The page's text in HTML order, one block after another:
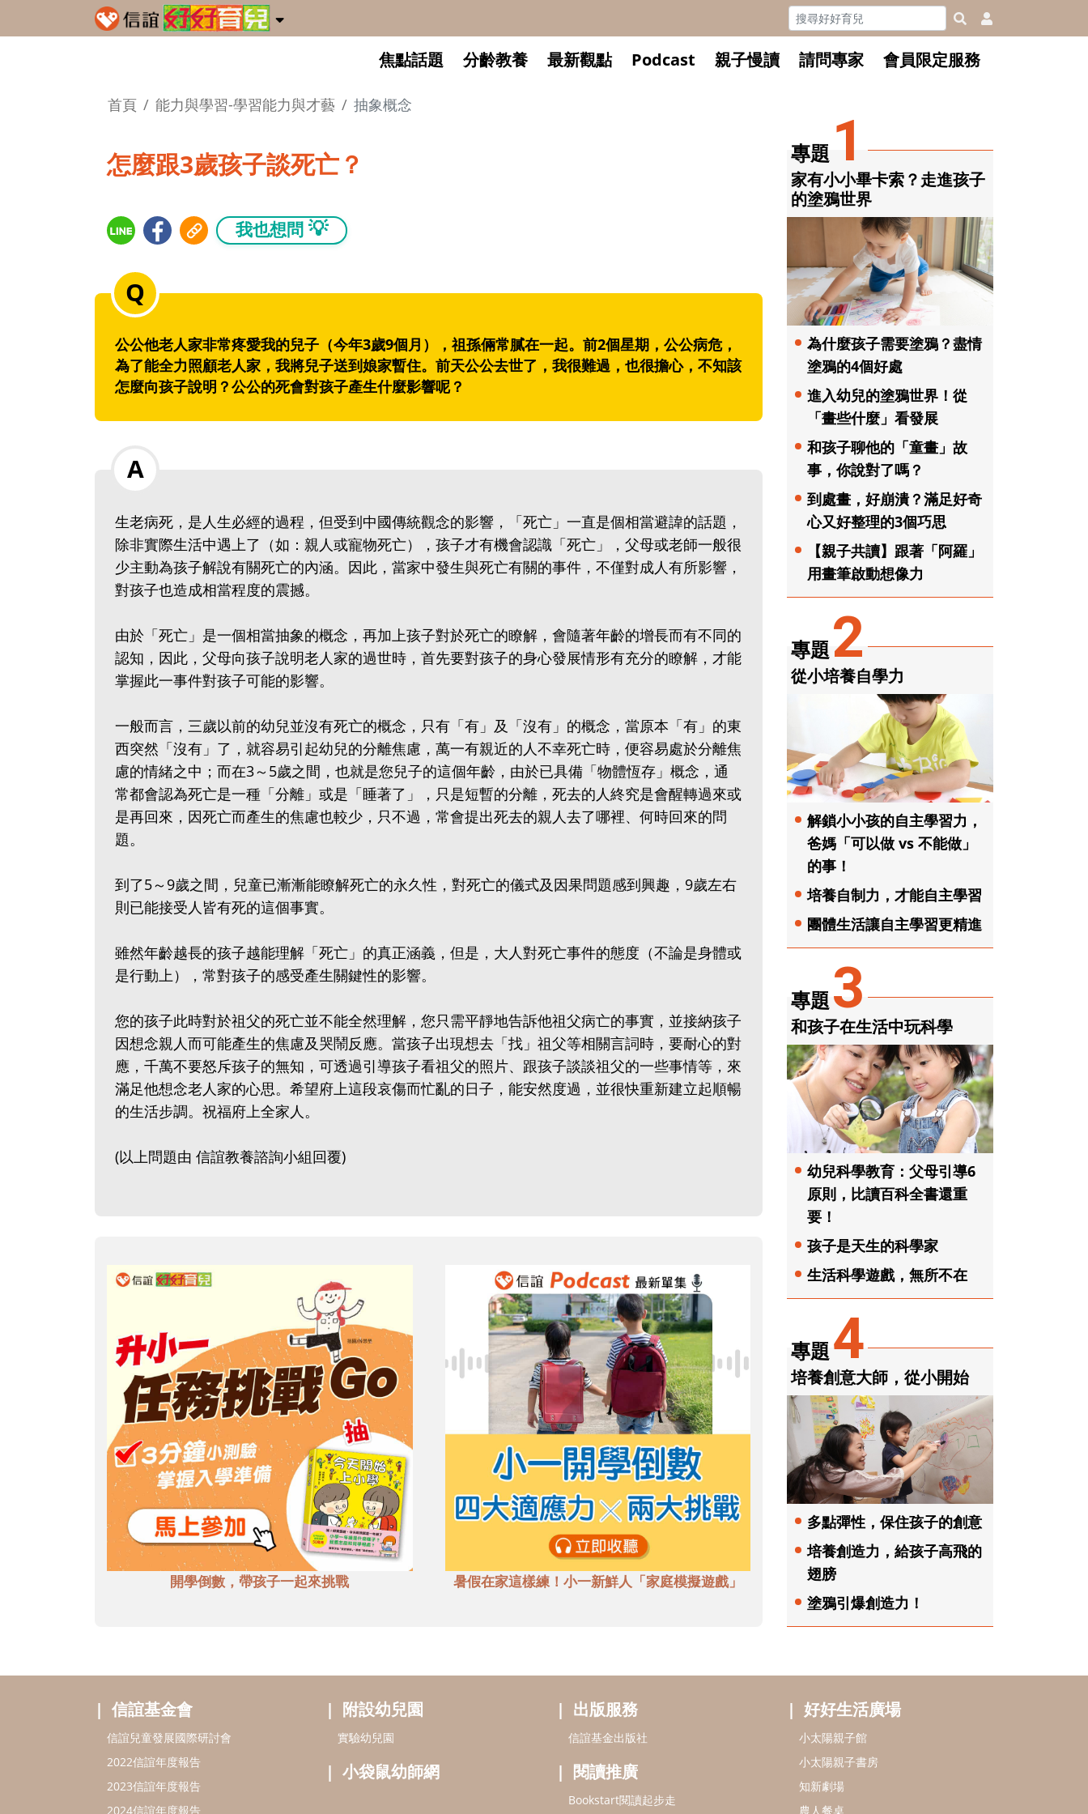
焦點話題 分齡教養 最新觀點 Podcast 親子慢讀 請問專家 會員限定服務
首頁 能力與學習-學習能力與才藝 抽象概念
怎麼跟3歲孩子談死亡？
我也想問 💡
公公他老人家非常疼愛我的兒子（今年3歲9個月），祖孫倆常膩在一起。前2個星期，公公病危，
為了能全力照顧老人家，我將兒子送到娘家暫住。前天公公去世了，我很難過，也很擔心，不知該
怎麼向孩子說明？公公的死會對孩子產生什麼影響呢？
生老病死，是人生必經的過程，但受到中國傳統觀念的影響，「死亡」一直是個相當避諱的話題，
除非實際生活中遇上了（如：親人或寵物死亡），孩子才有機會認識「死亡」，父母或老師一般很
少主動為孩子解說有關死亡的內涵。因此，當家中發生與死亡有關的事件，不僅對成人有所影響，
對孩子也造成相當程度的震撼。
由於「死亡」是一個相當抽象的概念，再加上孩子對於死亡的瞭解，會隨著年齡的增長而有不同的
認知，因此，父母向孩子說明老人家的過世時，首先要對孩子的身心發展情形有充分的瞭解，才能
掌握此一事件對孩子可能的影響。
一般而言，三歲以前的幼兒並沒有死亡的概念，只有「有」及「沒有」的概念，當原本「有」的東
西突然「沒有」了，就容易引起幼兒的分離焦慮，萬一有親近的人不幸死亡時，便容易處於分離焦
慮的情緒之中；而在3～5歲之間，也就是您兒子的這個年齡，由於已具備「物體恆存」概念，通
常都會認為死亡是一種「分離」或是「睡著了」，只是短暫的分離，死去的人終究是會醒轉過來或
是再回來，因死亡而產生的焦慮也較少，只不過，常會提出死去的親人去了哪裡、何時回來的問
題。
到了5～9歲之間，兒童已漸漸能瞭解死亡的永久性，對死亡的儀式及因果問題感到興趣，9歲左右
則已能接受人皆有死的這個事實。
雖然年齡越長的孩子越能理解「死亡」的真正涵義，但是，大人對死亡事件的態度（不論是身體或
是行動上），常對孩子的感受產生關鍵性的影響。
您的孩子此時對於祖父的死亡並不能全然理解，您只需平靜地告訴他祖父病亡的事實，並接納孩子
因想念親人而可能產生的焦慮及哭鬧反應。當孩子出現想去「找」祖父等相關言詞時，要耐心的對
應，千萬不要怒斥孩子的無知，可透過引導孩子看祖父的照片、跟孩子談談祖父的一些事情等，來
滿足他想念老人家的心思。希望府上這段哀傷而忙亂的日子，能安然度過，並很快重新建立起順暢
的生活步調。祝福府上全家人。
(以上問題由 信誼教養諮詢小組回覆)
開學倒數，帶孩子一起來挑戰 暑假在家這樣練！小一新鮮人「家庭模擬遊戲」
專題 1
家有小小畢卡索？走進孩子
的塗鴉世界
為什麼孩子需要塗鴉？盡情
塗鴉的4個好處
進入幼兒的塗鴉世界！從
「畫些什麼」看發展
和孩子聊他的「童畫」故
事，你說對了嗎？
到處畫，好崩潰？滿足好奇
心又好整理的3個巧思
【親子共讀】跟著「阿羅」
用畫筆啟動想像力
專題2
從小培養自學力
解鎖小小孩的自主學習力，
爸媽「可以做 vs 不能做」
的事！
培養自制力，才能自主學習
團體生活讓自主學習更精進
專題3
和孩子在生活中玩科學
幼兒科學教育：父母引導6
原則，比讀百科全書還重
要！
孩子是天生的科學家
生活科學遊戲，無所不在
專題4
培養創意大師，從小開始
多點彈性，保住孩子的創意
培養創造力，給孩子高飛的
翅膀
塗鴉引爆創造力！
信誼基金會
信誼兒童發展國際研討會
2022信誼年度報告
2023信誼年度報告
2024信誼年度報告
附設幼兒園
實驗幼兒園
小袋鼠幼師網
出版服務
信誼基金出版社
閱讀推廣
Bookstart閱讀起步走
好好生活廣場
小太陽親子館
小太陽親子書房
知新劇場
農人餐桌